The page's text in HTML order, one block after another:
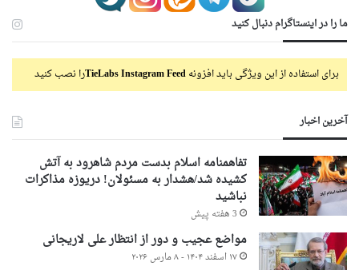
ما را در اینستاگرام دنبال کنید
برای استفاده از این ویژگی باید افزونهTieLabs Instagram Feedرا نصب کنید
آخرین اخبار
تفاهمنامه اسلام بدست مردم شاهرود به آتش
کشیده شد/هشدار به مسئولان! دریوزه مذاکرات
نباشید
3 هفته پیش
مواضع عجیب و دور از انتظار علی لاریجانی
۱۷ اسفند ۱۴۰۴ - ۸ مارس ۲۰۲۶